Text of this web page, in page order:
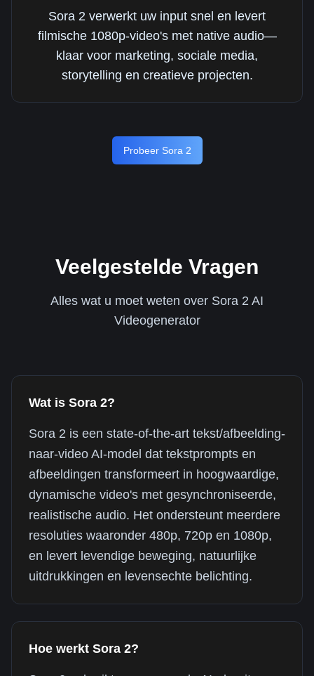
Sora 2 verwerkt uw input snel en levert
filmische 1080p-video's met native audio—
klaar voor marketing, sociale media,
storytelling en creatieve projecten.
Probeer Sora 2
Veelgestelde Vragen
Alles wat u moet weten over Sora 2 AI
Videogenerator
Wat is Sora 2?
Sora 2 is een state-of-the-art tekst/afbeelding-
naar-video AI-model dat tekstprompts en
afbeeldingen transformeert in hoogwaardige,
dynamische video's met gesynchroniseerde,
realistische audio. Het ondersteunt meerdere
resoluties waaronder 480p, 720p en 1080p,
en levert levendige beweging, natuurlijke
uitdrukkingen en levensechte belichting.
Hoe werkt Sora 2?